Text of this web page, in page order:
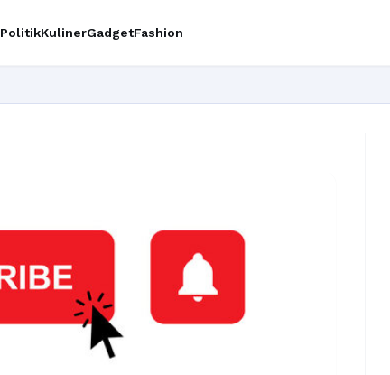
PolitikKulinerGadgetFashion